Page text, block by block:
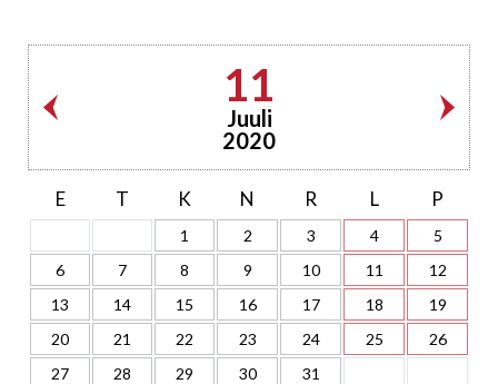
11
Juuli
2020
E T K N R L P
1 2 3 4
5
6
7 8 9 10 11
12
13
14 15 16 17 18
19
20
21 22 23 24 25
26
27
28 29 30 31